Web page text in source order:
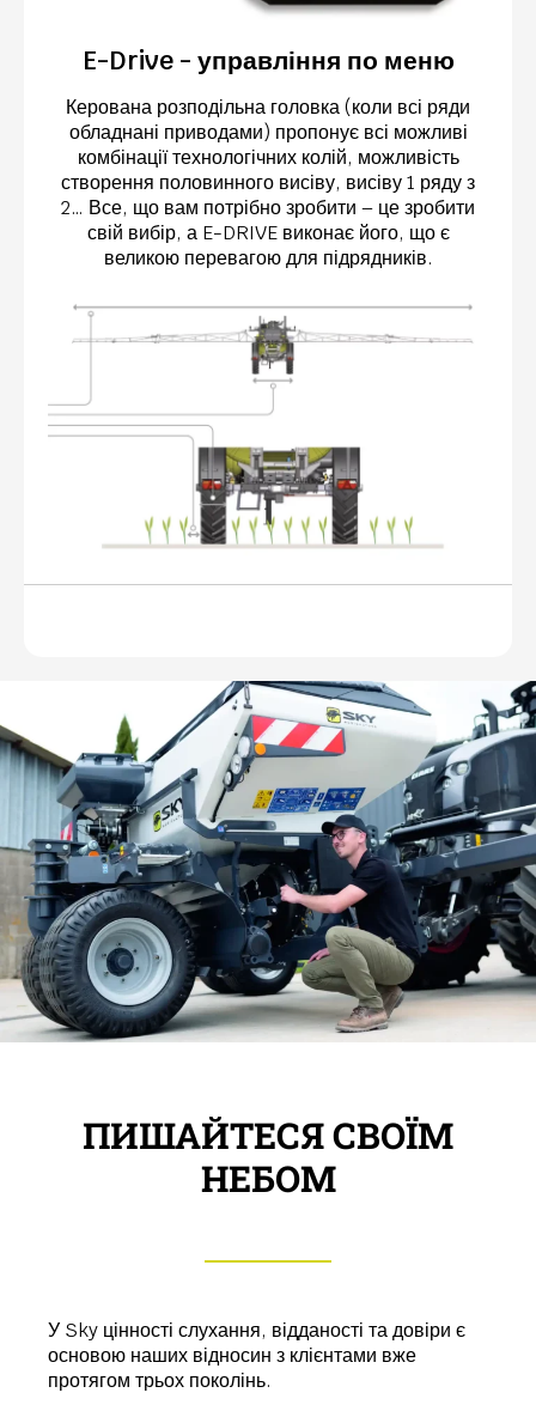
E-Drive - управління по меню
Керована розподільна головка (коли всі ряди
обладнані приводами) пропонує всі можливі
комбінації технологічних колій, можливість
створення половинного висіву, висіву 1 ряду з
2… Все, що вам потрібно зробити – це зробити
свій вибір, а E-DRIVE виконає його, що є
великою перевагою для підрядників.
ПИШАЙТЕСЯ СВОЇМ
НЕБОМ
У Sky цінності слухання, відданості та довіри є
основою наших відносин з клієнтами вже
протягом трьох поколінь.